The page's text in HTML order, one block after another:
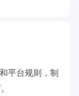
平台规则，制